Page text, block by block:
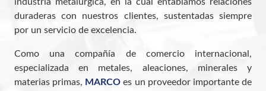
industria metalúrgica, en la cual entablamos relaciones
duraderas con nuestros clientes, sustentadas siempre
por un servicio de excelencia.
Como una compañía de comercio internacional,
especializada en metales, aleaciones, minerales y
materias primas, MARCO es un proveedor importante de